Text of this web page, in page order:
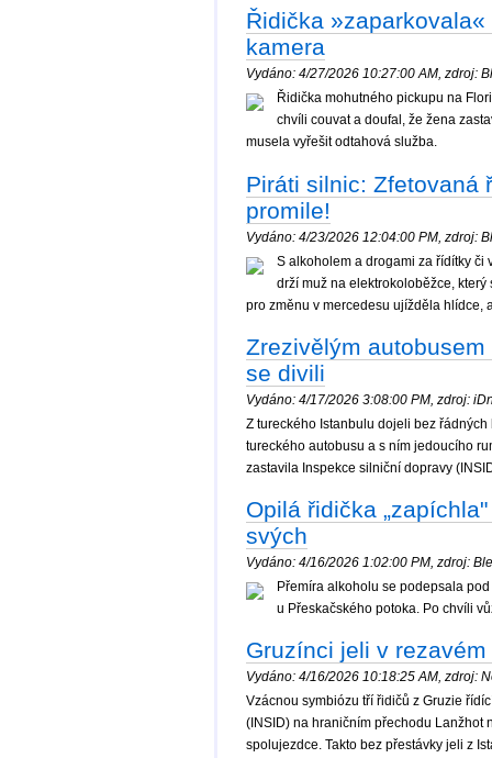
Řidička
kamera
Vydáno: 4/27/2026 10:27:00 AM, zdroj:
Řidička mohutného pickupu na
chvíli couvat a doufal, že žena
musela vyřešit odtahová služba.
Piráti silnic: Zfetovaná
promile!
Vydáno: 4/23/2026 12:04:00 PM, zdroj:
S alkoholem a drogami za řídítky či
drží muž na elektrokoloběžce,
pro změnu v mercedesu ujížděla hlídce,
Zrezivělým
se divili
Vydáno: 4/17/2026 3:08:00 PM, zdroj:
Z tureckého Istanbulu dojeli bez
tureckého autobusu a s ním jedoucího
zastavila Inspekce silniční dopravy
Opilá řidička
svých
Vydáno: 4/16/2026 1:02:00 PM, zdroj:
Přemíra alkoholu se podepsala
u Přeskačského potoka. Po chvíli
Gruzínci jeli v
Vydáno: 4/16/2026 10:18:25 AM, zdroj:
Vzácnou symbiózu tří řidičů z Gruzie
(INSID) na hraničním přechodu Lanžhot
spolujezdce. Takto bez přestávky jeli z